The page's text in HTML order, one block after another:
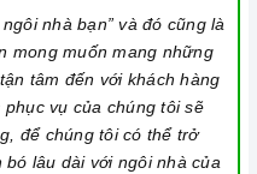
nhà bạn” và đó cũng là
mong muốn mang những
tâm đến với khách hàng
vụ của chúng tôi sẽ
để chúng tôi có thể trở
lâu dài với ngôi nhà của